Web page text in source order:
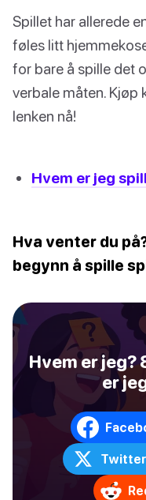
Spillet har allerede
føles litt
for bare å spille det
verbale måten. Kjøp
lenken nå!
Hvem er jeg
Hva venter du
begynn å spille
Hvem er jeg?
er
Twitter